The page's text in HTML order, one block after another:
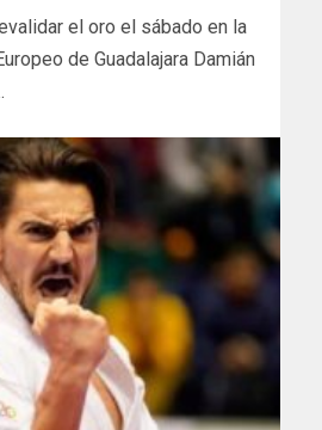
el oro el sábado en la
de Guadalajara Damián